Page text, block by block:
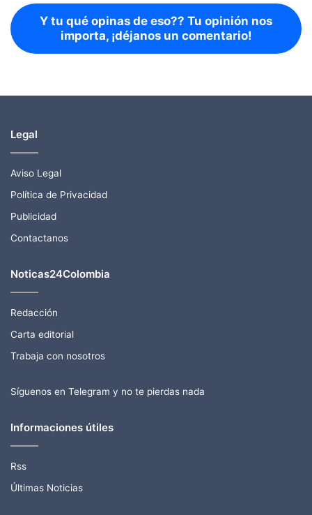
Y tu qué opinas de eso?? Tu opinión nos
importa, ¡déjanos un comentario!
Legal
Aviso Legal
Política de Privacidad
Publicidad
Contactanos
Noticas24Colombia
Redacción
Carta editorial
Trabaja con nosotros
Síguenos en Telegram y no te pierdas nada
Informaciones útiles
Rss
Últimas Noticias